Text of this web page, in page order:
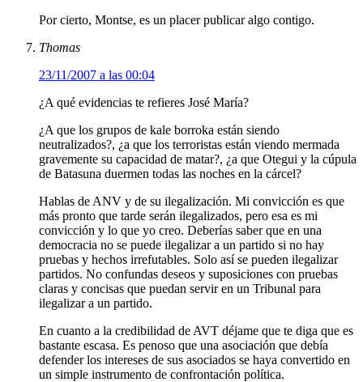
Por cierto, Montse, es un placer publicar algo contigo.
Thomas
23/11/2007 a las 00:04
¿A qué evidencias te refieres José María?
¿A que los grupos de kale borroka están siendo
neutralizados?, ¿a que los terroristas están viendo mermada
gravemente su capacidad de matar?, ¿a que Otegui y la cúpula
de Batasuna duermen todas las noches en la cárcel?
Hablas de ANV y de su ilegalización. Mi convicción es que
más pronto que tarde serán ilegalizados, pero esa es mi
convicción y lo que yo creo. Deberías saber que en una
democracia no se puede ilegalizar a un partido si no hay
pruebas y hechos irrefutables. Solo así se pueden ilegalizar
partidos. No confundas deseos y suposiciones con pruebas
claras y concisas que puedan servir en un Tribunal para
ilegalizar a un partido.
En cuanto a la credibilidad de AVT déjame que te diga que es
bastante escasa. Es penoso que una asociación que debía
defender los intereses de sus asociados se haya convertido en
un simple instrumento de confrontación política.